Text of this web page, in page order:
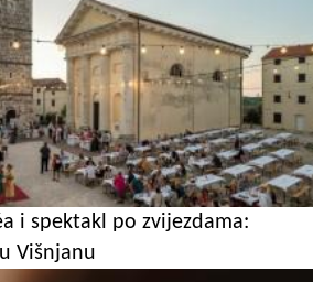
i spektakl po zvijezdama:
Višnjanu